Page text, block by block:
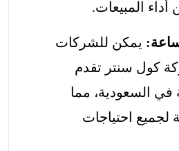
المبيعات.
يمكن للشركات
كول سنتر تقدم
ساعة في السعودية، مما
لجميع احتياجات